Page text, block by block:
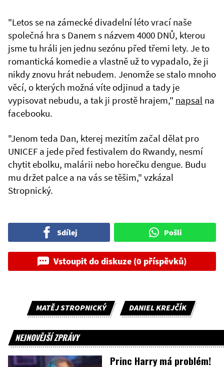
"Letos se na zámecké divadelní léto vrací naše
společná hra s Danem s názvem 4000 DNŮ, kterou
jsme tu hráli jen jednu sezónu před třemi lety. Je to
romantická komedie a vlastně už to vypadalo, že ji
nikdy znovu hrát nebudem. Jenomže se stalo mnoho
věcí, o kterých možná víte odjinud a tady je
vypisovat nebudu, a tak ji prostě hrajem," napsal na
facebooku.
"Jenom teda Dan, kterej mezitím začal dělat pro
UNICEF a jede před festivalem do Rwandy, nesmí
chytit ebolku, malárii nebo horečku dengue. Budu
mu držet palce a na vás se těšim," vzkázal
Stropnický.
Sdílej Pošli
Vstoupit do diskuze (0 příspěvků)
MATĚJ STROPNICKÝ DANIEL KREJČÍK
NEJNOVĚJŠÍ ZPRÁVY
Princ Harry má problém!